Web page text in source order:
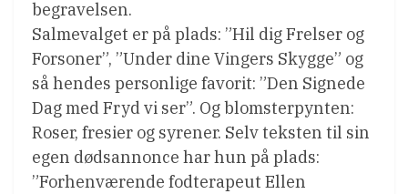
begravelsen.
Salmevalget er på plads: ”Hil dig Frelser og
Forsoner”, ”Under dine Vingers Skygge” og
så hendes personlige favorit: ”Den Signede
Dag med Fryd vi ser”. Og blomsterpynten:
Roser, fresier og syrener. Selv teksten til sin
egen dødsannonce har hun på plads:
”Forhenværende fodterapeut Ellen